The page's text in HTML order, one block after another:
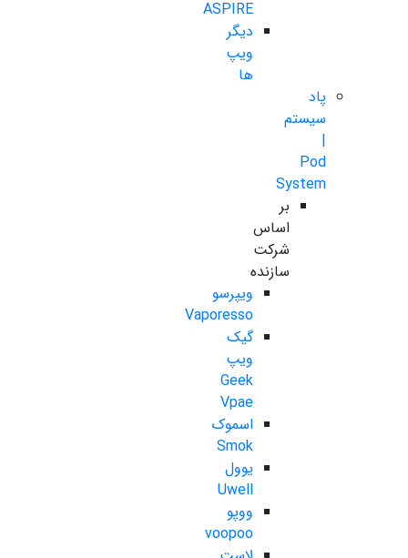
ASPIRE
دیگر
ویپ
ها
پاد
سیستم
|
Pod
System
بر
اساس
شرکت
سازنده
ویپرسو
Vaporesso
گیک
ویپ
Geek
Vpae
اسموک
Smok
یوول
Uwell
ووپو
voopoo